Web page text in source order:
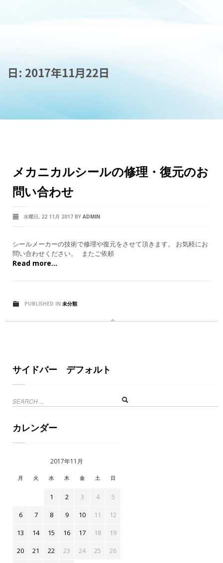
日: 2017年11月22日
メカニカルシールの修理・復元のお
問い合わせ
水曜日, 22 11月 2017 BY ADMIN
シールメーカーの技術で修理や復元をさせて頂きます。 お気軽にお
問い合わせください。 またご依頼
Read more...
PUBLISHED IN 未分類
サイドバー デフォルト
カレンダー
2017年11月
月 火 水 木 金 土 日
1 2 3 4
5
6
7 8 9 10 11
12
13
14 15 16 17 18
19
20
21 22 23 24 25
26